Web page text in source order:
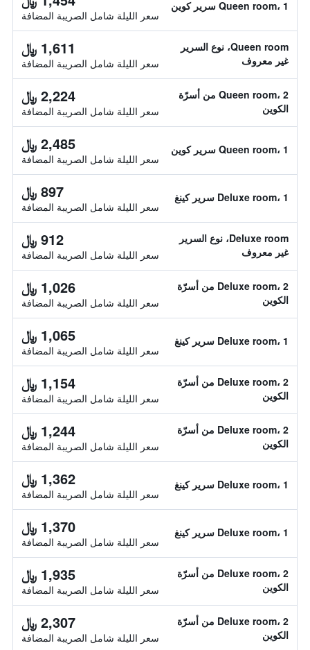
Queen room، 1 سرير كوين
سعر الليلة شامل الصريبة المضافة
Queen room، نوع السرير
غير معروف
1,611 ﷼
سعر الليلة شامل الصريبة المضافة
Queen room، 2 من أسرّة
الكوين
2,224 ﷼
سعر الليلة شامل الصريبة المضافة
Queen room، 1 سرير كوين 2,485 ﷼
سعر الليلة شامل الصريبة المضافة
Deluxe room، 1 سرير كينغ 897 ﷼
سعر الليلة شامل الصريبة المضافة
Deluxe room، نوع السرير
غير معروف
912 ﷼
سعر الليلة شامل الصريبة المضافة
Deluxe room، 2 من أسرّة
الكوين
1,026 ﷼
سعر الليلة شامل الصريبة المضافة
Deluxe room، 1 سرير كينغ 1,065 ﷼
سعر الليلة شامل الصريبة المضافة
Deluxe room، 2 من أسرّة
الكوين
1,154 ﷼
سعر الليلة شامل الصريبة المضافة
Deluxe room، 2 من أسرّة
الكوين
1,244 ﷼
سعر الليلة شامل الصريبة المضافة
Deluxe room، 1 سرير كينغ 1,362 ﷼
سعر الليلة شامل الصريبة المضافة
Deluxe room، 1 سرير كينغ 1,370 ﷼
سعر الليلة شامل الصريبة المضافة
Deluxe room، 2 من أسرّة
الكوين
1,935 ﷼
سعر الليلة شامل الصريبة المضافة
Deluxe room، 2 من أسرّة
الكوين
2,307 ﷼
سعر الليلة شامل الصريبة المضافة